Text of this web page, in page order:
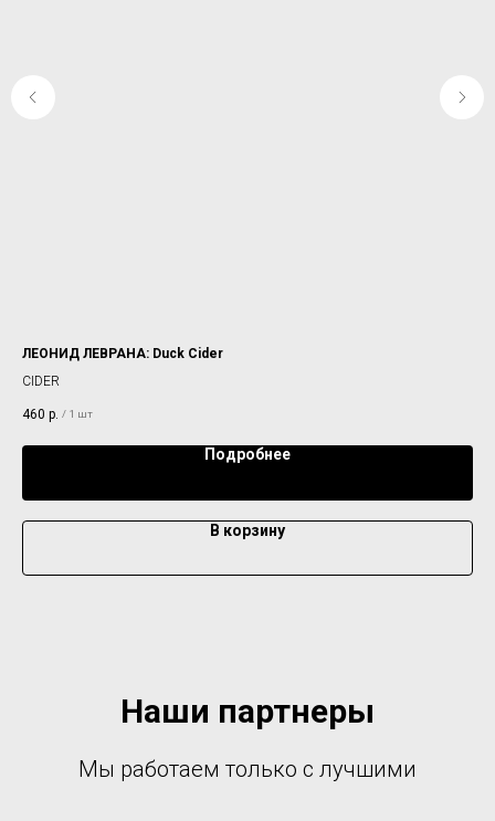
ЛЕОНИД ЛЕВРАНА: Duck Cider
CIDER
460 р. / 1 шт
Подробнее
В корзину
Наши партнеры
Мы работаем только с лучшими